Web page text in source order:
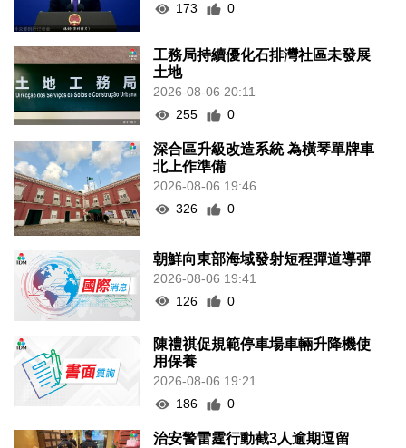
173
0
工務局持續優化石排灣社區未發展
土地
2026-08-06 20:11
255
0
深合區升級改造系統 為橫琴單牌車
北上作準備
2026-08-06 19:46
326
0
朝鮮向東部海域發射短程彈道導彈
2026-08-06 19:41
126
0
陳禮祺促規範停車場車輛升降機使
用保養
2026-08-06 19:21
186
0
治安警雷霆行動截3人逾期逗留